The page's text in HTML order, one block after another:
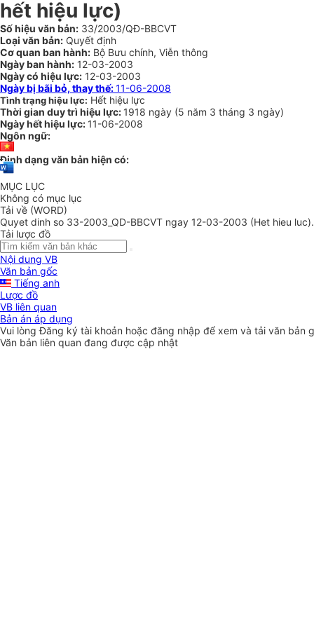
hết hiệu lực)
Số hiệu văn bản: 33/2003/QĐ-BBCVT
Loại văn bản: Quyết định
Cơ quan ban hành: Bộ Bưu chính, Viễn thông
Ngày ban hành: 12-03-2003
Ngày có hiệu lực: 12-03-2003
Ngày bị bãi bỏ, thay thế:11-06-2008
Tình trạng hiệu lực: Hết hiệu lực
Thời gian duy trì hiệu lực: 1918 ngày (5 năm 3 tháng 3 ngày)
Ngày hết hiệu lực: 11-06-2008
Ngôn ngữ:
Định dạng văn bản hiện có:
MỤC LỤC
Không có mục lục
Tải về (WORD)
Quyet dinh so 33-2003_QD-BBCVT ngay 12-03-2003 (Het hieu
Tải lược đồ
Nội dung VB
Văn bản gốc
Tiếng anh
Lược đồ
VB liên quan
Bản án áp dụng
Vui lòngĐăng ký tài khoản hoặc đăng nhập để xem và tải văn bản
Văn bản liên quan đang được cập nhật